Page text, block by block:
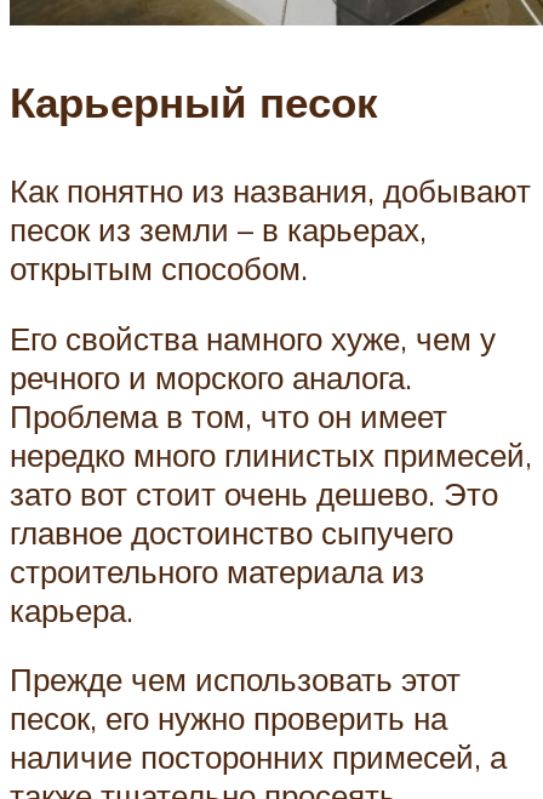
Карьерный песок
Как понятно из названия, добывают
песок из земли – в карьерах,
открытым способом.
Его свойства намного хуже, чем у
речного и морского аналога.
Проблема в том, что он имеет
нередко много глинистых примесей,
зато вот стоит очень дешево. Это
главное достоинство сыпучего
строительного материала из
карьера.
Прежде чем использовать этот
песок, его нужно проверить на
наличие посторонних примесей, а